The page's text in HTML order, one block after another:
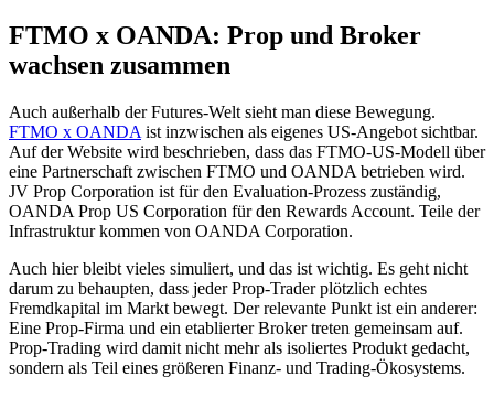
FTMO x OANDA: Prop und Broker
wachsen zusammen
Auch außerhalb der Futures-Welt sieht man diese Bewegung.
FTMO x OANDA ist inzwischen als eigenes US-Angebot sichtbar.
Auf der Website wird beschrieben, dass das FTMO-US-Modell über
eine Partnerschaft zwischen FTMO und OANDA betrieben wird.
JV Prop Corporation ist für den Evaluation-Prozess zuständig,
OANDA Prop US Corporation für den Rewards Account. Teile der
Infrastruktur kommen von OANDA Corporation.
Auch hier bleibt vieles simuliert, und das ist wichtig. Es geht nicht
darum zu behaupten, dass jeder Prop-Trader plötzlich echtes
Fremdkapital im Markt bewegt. Der relevante Punkt ist ein anderer:
Eine Prop-Firma und ein etablierter Broker treten gemeinsam auf.
Prop-Trading wird damit nicht mehr als isoliertes Produkt gedacht,
sondern als Teil eines größeren Finanz- und Trading-Ökosystems.